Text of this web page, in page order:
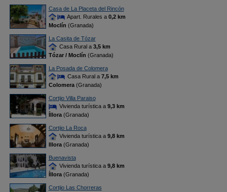
Casa de La Placeta del Rincón
Apart. Rurales a 0,2 km
Moclín (Granada)
La Casita de Tózar
Casa Rural a 3,5 km
Tózar / Moclín (Granada)
La Posada de Colomera
Casa Rural a 7,5 km
Colomera(Granada)
Cortijo Villa Paraiso
Vivienda turística a 9,3 km
Íllora(Granada)
Cortijo La Roca
Vivienda turística a 9,8 km
Illora(Granada)
Buenavista
Vivienda turística a 9,8 km
Íllora(Granada)
Cortijo Las Chorreras